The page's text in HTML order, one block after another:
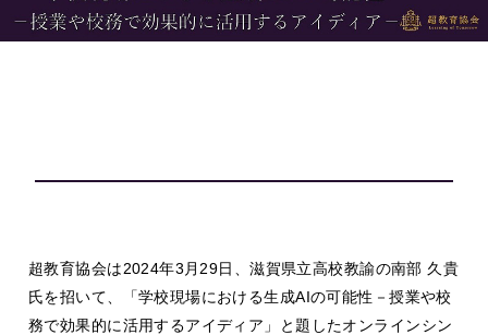
超教育協会は2024年3月29日、滋賀県立高校教諭の南部 久貴
氏を招いて、「学校現場における生成AIの可能性－授業や校
務で効果的に活用するアイディア」と題したオンラインシン